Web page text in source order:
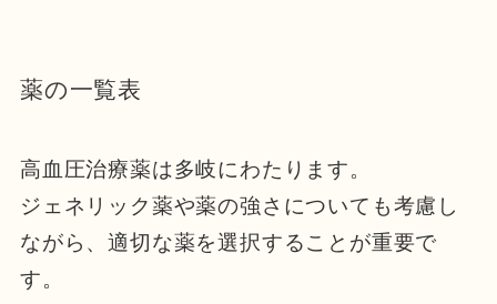
薬の一覧表
高血圧治療薬は多岐にわたります。
ジェネリック薬や薬の強さについても考慮し
ながら、適切な薬を選択することが重要で
す。